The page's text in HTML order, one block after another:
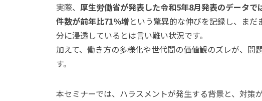
実際、 厚生労働省が発表した令和5年8月発表のデータで
件数が前年比71％増という驚異的な伸びを記録し、ま
分に浸透しているとは言い難い状況です。
加えて、働き方の多様化や世代間の価値観のズレが、問
す。
本セミナーでは、ハラスメントが発生する背景と、対策